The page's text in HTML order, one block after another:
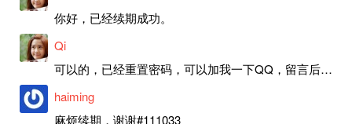
你好，已经续期成功。
Qi
可以的，已经重置密码，可以加我一下QQ，留言后我就发密码给你。
haiming
麻烦续期，谢谢#111033